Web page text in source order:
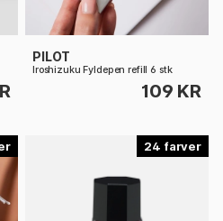
PILOT
Iroshizuku Fyldepen refill 6 stk
109 KR
24